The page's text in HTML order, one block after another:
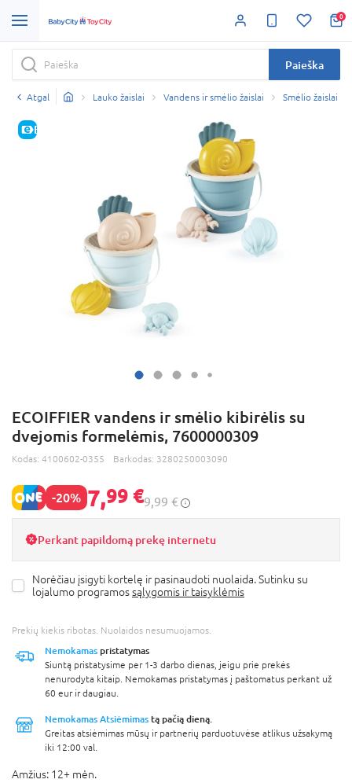
0
Paieška
Atgal Lauko žaislai Vandens ir smėlio žaislai Smėlio žaislai
E-KAINA
ECOIFFIER vandens ir smėlio kibirėlis su
dvejomis formelėmis, 7600000309
Kodas: 4100602-0355 Barkodas: 3280250003090
-20% 7,99 €9,99 €
Perkant papildomą prekę internetu
Norėčiau įsigyti kortelę ir pasinaudoti nuolaida. Sutinku su
lojalumo programossąlygomis ir taisyklėmis
Prekių kiekis ribotas. Nuolaidos nesumuojamos.
Nemokamas pristatymas
Siuntą pristatysime per 1-3 darbo dienas, jeigu prie prekės
nenurodyta kitaip. Nemokamas pristatymas į paštomatus perkant už
60 eur ir daugiau.
Nemokamas Atsiėmimas tą pačią dieną.
Greitas atsiėmimas mūsų ir partnerių parduotuvėse atlikus užsakymą
iki 12:00 val.
Amžius: 12+ mėn.